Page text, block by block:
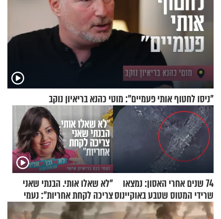
"ניסו לחטוף אותי פעמיים": מוטי כהנא בריאיון נוקב
74 שנים אחרי האסון: נמצאו
שרידי המטוס שטבע באוקיינוס
עם עשרות נוסעים
"לא שאלו אותי. הבנתי שאני
צריכה לקחת אחריות": נעמי
בנט בריאיון אישי